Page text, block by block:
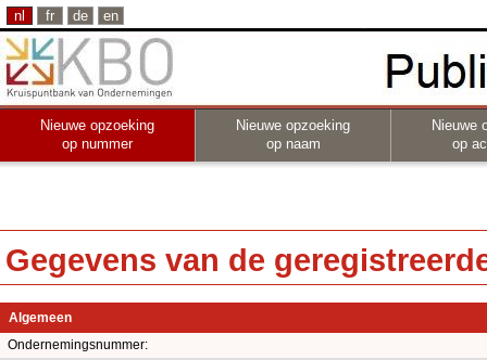
nl fr de en
Nieuwe opzoeking
op nummer
Nieuwe opzoeking
op naam
Nieuwe
op
Gegevens van de
Algemeen
Ondernemingsnummer: